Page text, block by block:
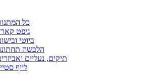
כל
גיפט
ביוטי
הלבשה
תיקים, נעליים
לייף